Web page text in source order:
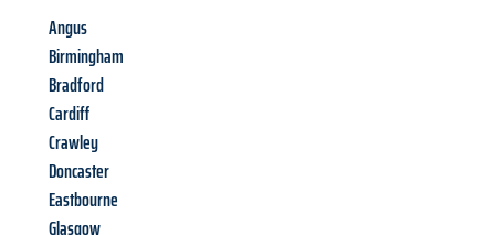
Angus
Birmingham
Bradford
Cardiff
Crawley
Doncaster
Eastbourne
Glasgow